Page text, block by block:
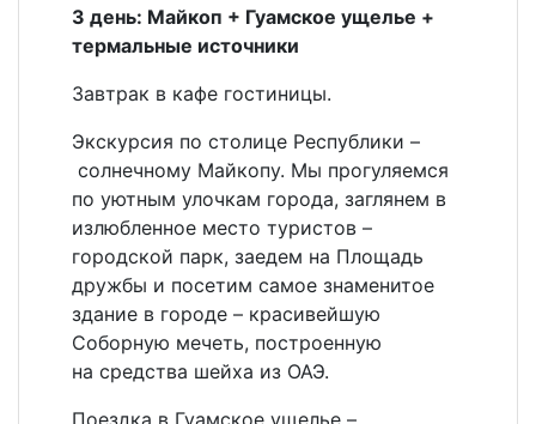
3 день: Майкоп + Гуамское ущелье +
термальные источники
Завтрак в кафе гостиницы.
Экскурсия по столице Республики –
солнечному Майкопу. Мы прогуляемся
по уютным улочкам города, заглянем в
излюбленное место туристов –
городской парк, заедем на Площадь
дружбы и посетим самое знаменитое
здание в городе – красивейшую
Соборную мечеть, построенную
на средства шейха из ОАЭ.
Поездка в Гуамское ущелье –